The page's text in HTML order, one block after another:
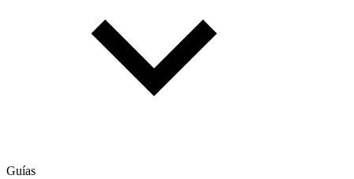
Guías